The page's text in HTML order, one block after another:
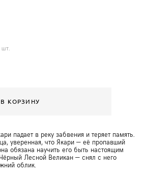
шт.
В КОРЗИНУ
падает в реку забвения и теряет память.
уверенная, что Якари — её пропавший
обязана научить его быть настоящим
Лесной Великан — снял с него
облик.